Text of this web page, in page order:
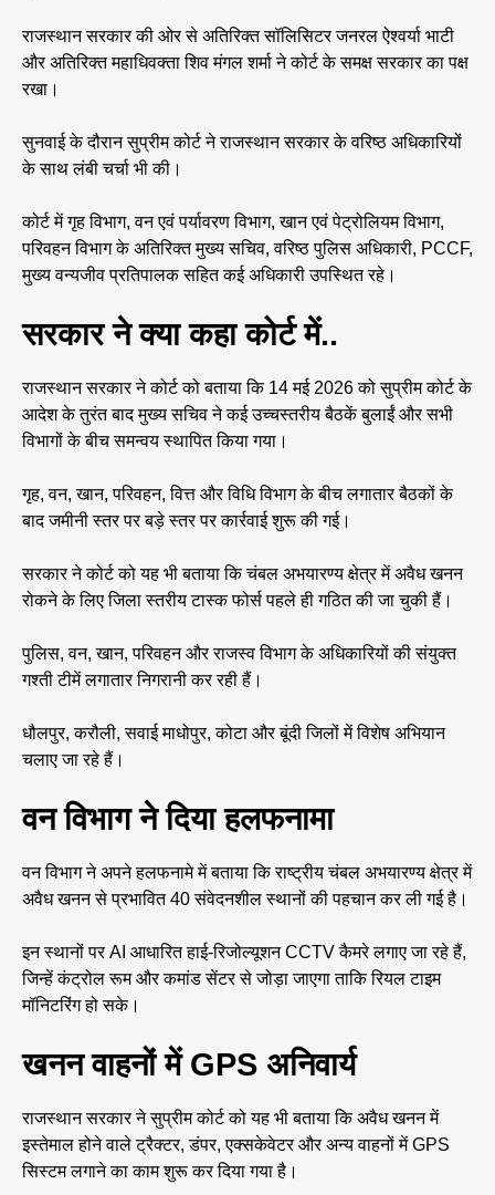
राजस्थान सरकार की ओर से अतिरिक्त सॉलिसिटर जनरल ऐश्वर्या भाटी
और अतिरिक्त महाधिवक्ता शिव मंगल शर्मा ने कोर्ट के समक्ष सरकार का पक्ष
रखा।
सुनवाई के दौरान सुप्रीम कोर्ट ने राजस्थान सरकार के वरिष्ठ अधिकारियों
के साथ लंबी चर्चा भी की।
कोर्ट में गृह विभाग, वन एवं पर्यावरण विभाग, खान एवं पेट्रोलियम विभाग,
परिवहन विभाग के अतिरिक्त मुख्य सचिव, वरिष्ठ पुलिस अधिकारी, PCCF,
मुख्य वन्यजीव प्रतिपालक सहित कई अधिकारी उपस्थित रहे।
सरकार ने क्या कहा कोर्ट में..
राजस्थान सरकार ने कोर्ट को बताया कि 14 मई 2026 को सुप्रीम कोर्ट के
आदेश के तुरंत बाद मुख्य सचिव ने कई उच्चस्तरीय बैठकें बुलाईं और सभी
विभागों के बीच समन्वय स्थापित किया गया।
गृह, वन, खान, परिवहन, वित्त और विधि विभाग के बीच लगातार बैठकों के
बाद जमीनी स्तर पर बड़े स्तर पर कार्रवाई शुरू की गई।
सरकार ने कोर्ट को यह भी बताया कि चंबल अभयारण्य क्षेत्र में अवैध खनन
रोकने के लिए जिला स्तरीय टास्क फोर्स पहले ही गठित की जा चुकी हैं।
पुलिस, वन, खान, परिवहन और राजस्व विभाग के अधिकारियों की संयुक्त
गश्ती टीमें लगातार निगरानी कर रही हैं।
धौलपुर, करौली, सवाई माधोपुर, कोटा और बूंदी जिलों में विशेष अभियान
चलाए जा रहे हैं।
वन विभाग ने दिया हलफनामा
वन विभाग ने अपने हलफनामे में बताया कि राष्ट्रीय चंबल अभयारण्य क्षेत्र में
अवैध खनन से प्रभावित 40 संवेदनशील स्थानों की पहचान कर ली गई है।
इन स्थानों पर AI आधारित हाई-रिजोल्यूशन CCTV कैमरे लगाए जा रहे हैं,
जिन्हें कंट्रोल रूम और कमांड सेंटर से जोड़ा जाएगा ताकि रियल टाइम
मॉनिटरिंग हो सके।
खनन वाहनों में GPS अनिवार्य
राजस्थान सरकार ने सुप्रीम कोर्ट को यह भी बताया कि अवैध खनन में
इस्तेमाल होने वाले ट्रैक्टर, डंपर, एक्सकेवेटर और अन्य वाहनों में GPS
सिस्टम लगाने का काम शुरू कर दिया गया है।